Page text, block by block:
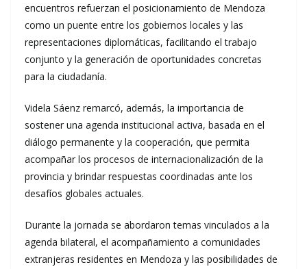
encuentros refuerzan el posicionamiento de Mendoza
como un puente entre los gobiernos locales y las
representaciones diplomáticas, facilitando el trabajo
conjunto y la generación de oportunidades concretas
para la ciudadanía.
Videla Sáenz remarcó, además, la importancia de
sostener una agenda institucional activa, basada en el
diálogo permanente y la cooperación, que permita
acompañar los procesos de internacionalización de la
provincia y brindar respuestas coordinadas ante los
desafíos globales actuales.
Durante la jornada se abordaron temas vinculados a la
agenda bilateral, el acompañamiento a comunidades
extranjeras residentes en Mendoza y las posibilidades de